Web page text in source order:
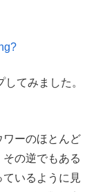
てみました。
ワーのほとんど
の逆でもある
いるように見